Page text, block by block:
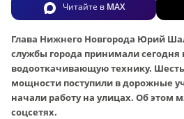
Читайте в MAX
Глава Нижнего Новгорода Юрий
службы города принимали сегодня
водооткачивающую технику.
мощности поступили в дорожные
начали работу на улицах. Об этом
соцсетях.